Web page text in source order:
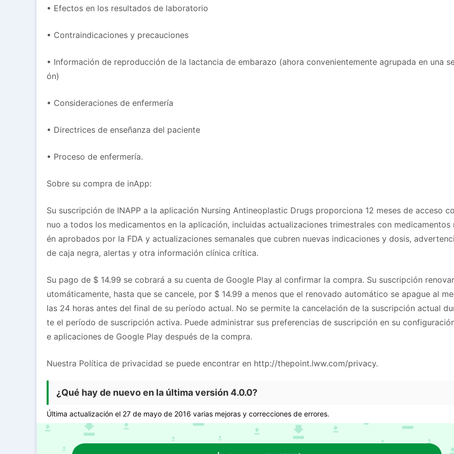
• Efectos en los resultados de laboratorio
• Contraindicaciones y precauciones
• Información de reproducción de la lactancia de embarazo (ahora convenientemente agrupada en una
ón)
• Consideraciones de enfermería
• Directrices de enseñanza del paciente
• Proceso de enfermería.
Sobre su compra de inApp:
Su suscripción de INAPP a la aplicación Nursing Antineoplastic Drugs proporciona 12 meses de acceso
nuo a todos los medicamentos en la aplicación, incluidas actualizaciones trimestrales con medicamentos
én aprobados por la FDA y actualizaciones semanales que cubren nuevas indicaciones y dosis,
de caja negra, alertas y otra información clínica crítica.
Su pago de $ 14.99 se cobrará a su cuenta de Google Play al confirmar la compra. Su suscripción
utomáticamente, hasta que se cancele, por $ 14.99 a menos que el renovado automático se apague al
las 24 horas antes del final de su período actual. No se permite la cancelación de la suscripción actual
te el período de suscripción activa. Puede administrar sus preferencias de suscripción en su
e aplicaciones de Google Play después de la compra.
Nuestra Política de privacidad se puede encontrar en http://thepoint.lww.com/privacy.
¿Qué hay de nuevo en la última versión 4.0.0?
Última actualización el 27 de mayo de 2016 varias mejoras y correcciones de errores.